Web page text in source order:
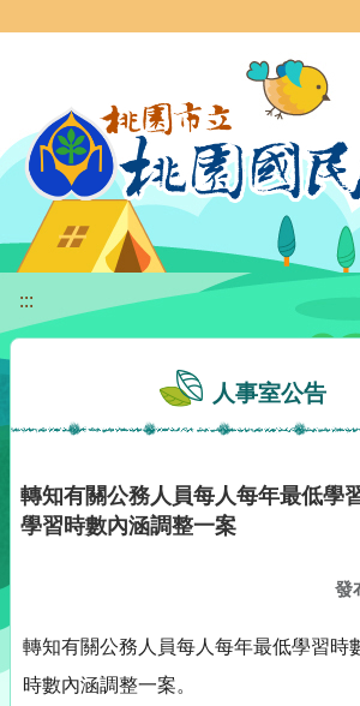
:::
人事室公告
轉知有關公務人員每人每年最低學
學習時數內涵調整一案
發
轉知有關公務人員每人每年最低學習時
時數內涵調整一案。